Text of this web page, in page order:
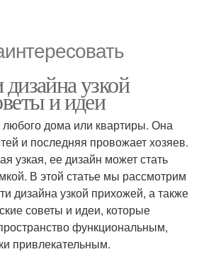
узкой
и идеи
дома или квартиры. Она
и последняя провожает хозяев.
узкая, ее дизайн может стать
В этой статье мы рассмотрим
дизайна узкой прихожей, а также
советы и идеи, которые
функциональным,
привлекательным.